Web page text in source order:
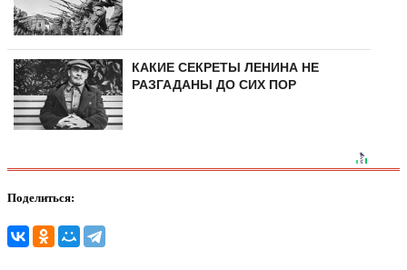
КАКИЕ СЕКРЕТЫ ЛЕНИНА НЕ
РАЗГАДАНЫ ДО СИХ ПОР
Поделиться: